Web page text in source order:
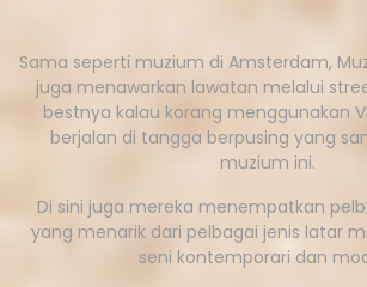
Sama seperti muzium di Amsterdam,
juga menawarkan lawatan melalui
bestnya kalau korang menggunakan
berjalan di tangga berpusing yang
muzium ini.
Di sini juga mereka menempatkan
yang menarik dari pelbagai jenis latar
seni kontemporari dan